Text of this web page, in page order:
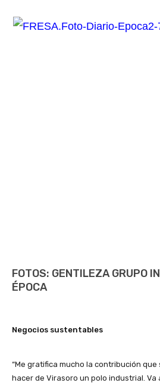
FOTOS: GENTILEZA GRUPO
ÉPOCA
Negocios sustentables
“Me gratifica mucho la contribución
hacer de Virasoro un polo industrial. Va